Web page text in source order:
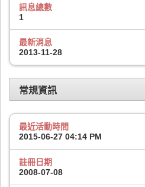
訊息總數
1
最新消息
2013-11-28
常規資訊
最近活動時間
2015-06-27 04:14 PM
註冊日期
2008-07-08